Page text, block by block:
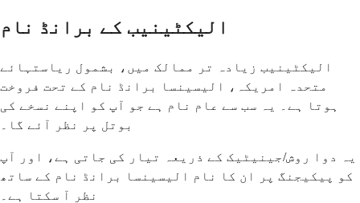
الیکٹینیب کے برانڈ نام
الیکٹینیب زیادہ تر ممالک میں، بشمول ریاستہائے
متحدہ امریکہ، الیسینسا برانڈ نام کے تحت فروخت
ہوتا ہے۔ یہ سب سے عام نام ہے جو آپ کو اپنے نسخے کی
بوتل پر نظر آئے گا۔
یہ دوا روش/جینیٹیک کے ذریعہ تیار کی جاتی ہے، اور آپ
کو پیکیجنگ پر ان کا نام الیسینسا برانڈ نام کے ساتھ
نظر آ سکتا ہے۔